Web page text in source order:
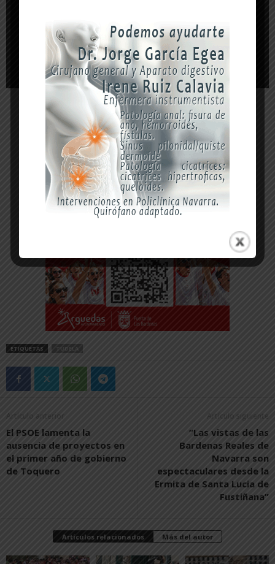
-- Publicidad --
ETIQUETAS TUDELA
Artículo anterior
El PSOE lamenta la
ausencia de proyectos en
el primer año de gobierno
de Toquero
Artículo siguiente
“Las vistas de las
Bardenas Reales de
Navarra son
espectaculares desde la
Ermita de Santa Lucia de
Fustiñana”
Artículos relacionados Más del autor